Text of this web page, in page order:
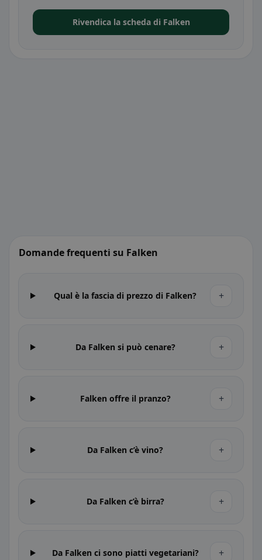
Rivendica la scheda di Falken
Domande frequenti su Falken
Qual è la fascia di prezzo di Falken? +
Da Falken si può cenare? +
Falken offre il pranzo? +
Da Falken c’è vino? +
Da Falken c’è birra? +
Da Falken ci sono piatti vegetariani? +